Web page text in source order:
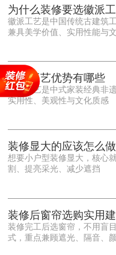
为什么装修要选徽派
徽派工艺是中国传统古建筑
兼具美学价值、实用性能与
雕细琢的砖、木、石雕为特
大气，意境悠远，自带东方
味，耐看且不易过时。
艺品质上，徽派工艺遵循古
保耐用，抗风化、耐腐蚀，
徽派工艺优势有哪些
徽派工艺是中式家装经典非
实用性、美观性与文化质感
装修显大的应该怎么做
想要小户型装修显大，核心
割、提亮采光、减少遮挡
装修后窗帘选购实用
装修完工后选窗帘，不用盲
式，重点兼顾遮光、隔音、